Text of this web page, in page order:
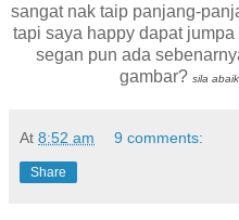
sangat nak taip panjang-
tapi saya happy dapat
segan pun ada
gambar? sila
At 8:52 am 9 comments:
Share